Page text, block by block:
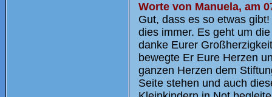
Worte von Manuela, am
Gut, dass es so etwas
dies immer. Es geht um
danke Eurer
bewegte Er Eure Herzen
ganzen Herzen dem
Seite stehen und auch